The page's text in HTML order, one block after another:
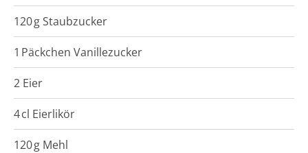
120gStaubzucker
1 Päckchen Vanillezucker
2 Eier
4cl Eierlikör
120g Mehl